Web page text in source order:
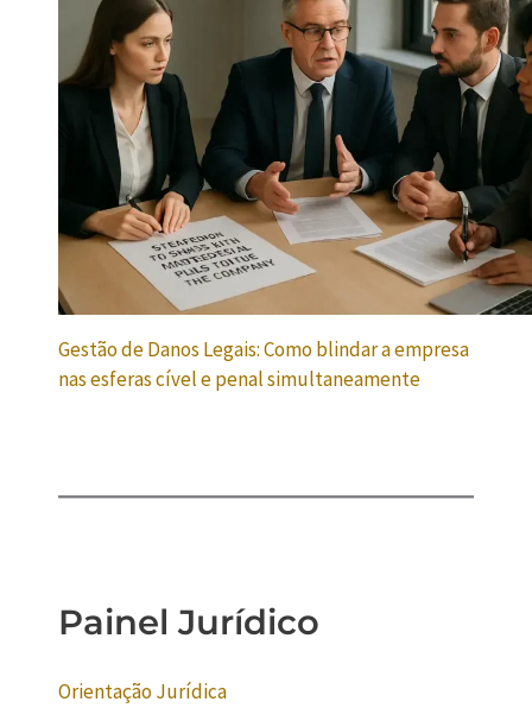
Gestão de Danos Legais: Como blindar a empresa
nas esferas cível e penal simultaneamente
Painel Jurídico
Orientação Jurídica